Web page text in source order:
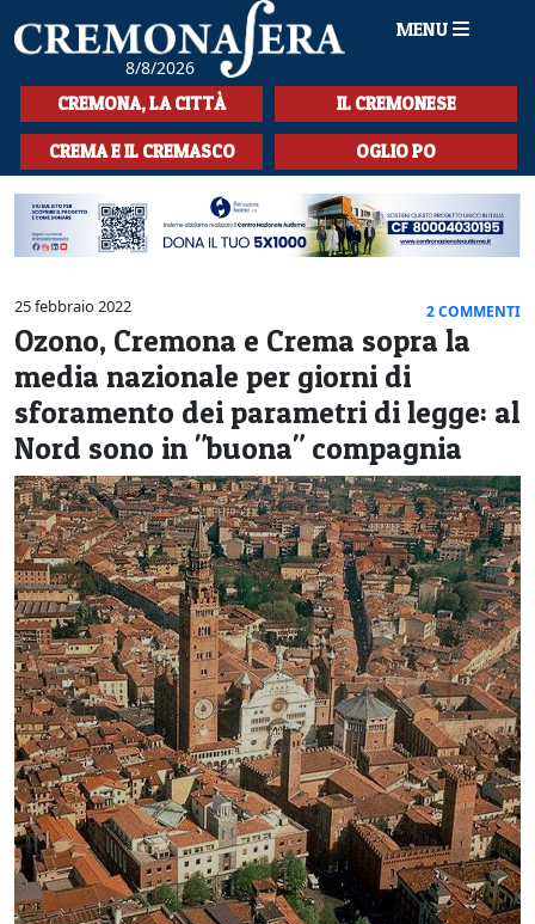
8/8/2026
MENU
HOME
CRONACA
SPORT
LA MUSICA
CULTURA
LA STORIA
SPETTACOLI
L'EDITORIALE
SEZIONI
CERCA
CREMONA, LA CITTÀ IL CREMONESE
CREMA E IL CREMASCO OGLIO PO
25 febbraio 2022 2 COMMENTI
Ozono, Cremona e Crema sopra la
media nazionale per giorni di
sforamento dei parametri di legge: al
Nord sono in "buona" compagnia